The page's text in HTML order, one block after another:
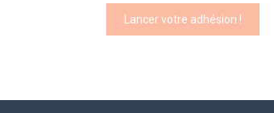
Lancer votre adhésion !